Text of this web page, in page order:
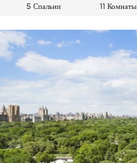
5 Спальни 11 Комнаты